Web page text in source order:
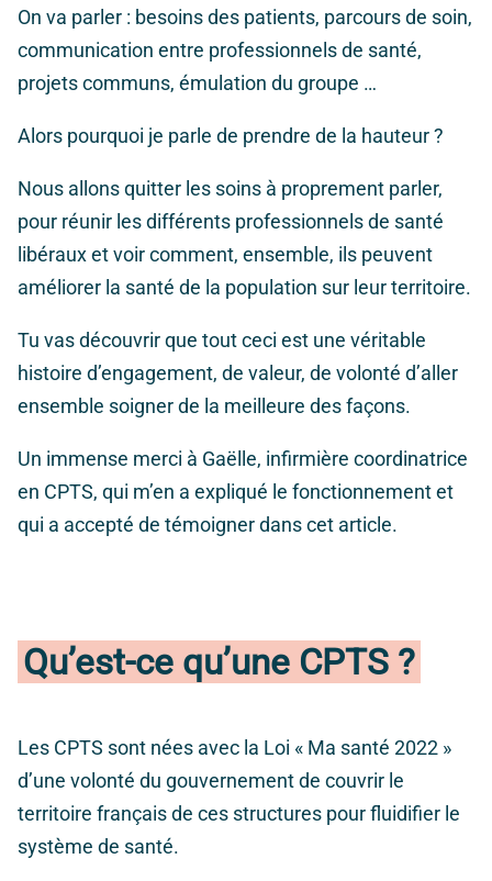
On va parler : besoins des patients, parcours de soin,
communication entre professionnels de santé,
projets communs, émulation du groupe …
Alors pourquoi je parle de prendre de la hauteur ?
Nous allons quitter les soins à proprement parler,
pour réunir les différents professionnels de santé
libéraux et voir comment, ensemble, ils peuvent
améliorer la santé de la population sur leur territoire.
Tu vas découvrir que tout ceci est une véritable
histoire d’engagement, de valeur, de volonté d’aller
ensemble soigner de la meilleure des façons.
Un immense merci à Gaëlle, infirmière coordinatrice
en CPTS, qui m’en a expliqué le fonctionnement et
qui a accepté de témoigner dans cet article.
Qu’est-ce qu’une CPTS ?
Les CPTS sont nées avec la Loi « Ma santé 2022 »
d’une volonté du gouvernement de couvrir le
territoire français de ces structures pour fluidifier le
système de santé.